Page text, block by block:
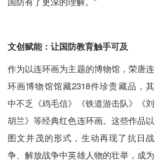
文创赋能：让国防教育触手可及
作为以连环画为主题的博物馆，荣唐连
环画博物馆馆藏2318件珍贵藏品，其
中不乏《鸡毛信》《铁道游击队》《刘
胡兰》等经典红色连环画。这些作品以
图文并茂的形式，生动再现了抗日战
争、解放战争中英雄人物的壮举，成为